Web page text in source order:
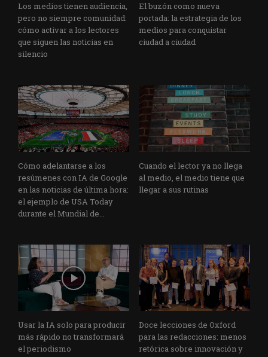
Los medios tienen audiencia,
pero no siempre comunidad:
cómo activar a los lectores
que siguen las noticias en
silencio
El buzón como nueva
portada: la estrategia de los
medios para conquistar
ciudad a ciudad
Cómo adelantarse a los
resúmenes con IA de Google
en las noticias de última hora:
el ejemplo de USA Today
durante el Mundial de...
Cuando el lector ya no llega
al medio, el medio tiene que
llegar a sus rutinas
Usar la IA solo para producir
más rápido no transformará
el periodismo
Doce lecciones de Oxford
para las redacciones: menos
retórica sobre innovación y